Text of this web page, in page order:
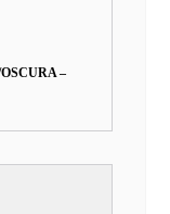
–